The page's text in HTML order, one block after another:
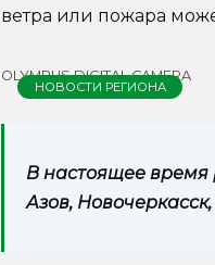
ветра или пожара
OLYMPUS DIGITAL CAMERA
НОВОСТИ РЕГИОНА
В настоящее время
Азов,